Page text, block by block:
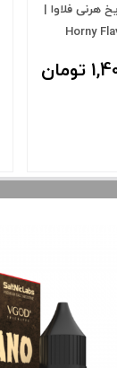
هرنی فلاوا |
Horny
و نمایش